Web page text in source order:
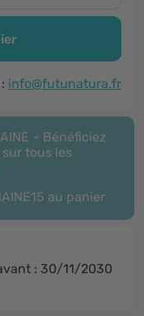
info@futunatura.fr
– Bénéficiez
tous les
au panier
: 30/11/2030